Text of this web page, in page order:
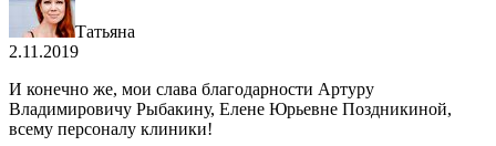
Татьяна
2.11.2019
И конечно же, мои слава благодарности Артуру
Владимировичу Рыбакину, Елене Юрьевне Поздникиной,
всему персоналу клиники!